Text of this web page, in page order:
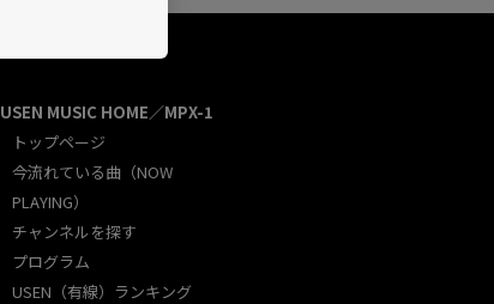
USEN MUSIC HOME／MPX-1
トップページ
今流れている曲（NOW
PLAYING）
チャンネルを探す
プログラム
USEN（有線）ランキング